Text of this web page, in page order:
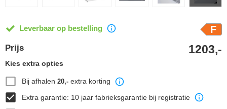
Leverbaar op bestelling F
Prijs 1203,-
Kies extra opties
Bij afhalen 20,-extra korting
Extra garantie: 10 jaar fabrieksgarantie bij registratie